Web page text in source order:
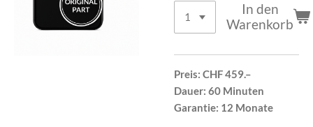
In den
Warenkorb
Preis: CHF 459.–
Dauer: 60 Minuten
Garantie: 12 Monate